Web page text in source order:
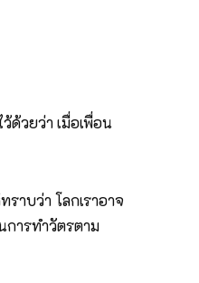
ด้วยว่า เมื่อเพื่อน
าบว่า โลกเราอาจ
การทำวัตรตาม